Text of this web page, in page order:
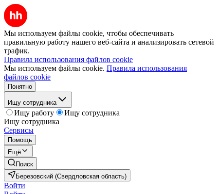
Мы используем файлы cookie, чтобы обеспечивать
правильную работу нашего веб-сайта и анализировать сетевой
трафик.
Правила использования файлов cookie
Мы используем файлы cookie. Правила использования
файлов cookie
Понятно
Ищу сотрудника
Ищу работу
Ищу сотрудника
Ищу сотрудника
Сервисы
Помощь
Ещё
Поиск
Березовский (Свердловская область)
Войти